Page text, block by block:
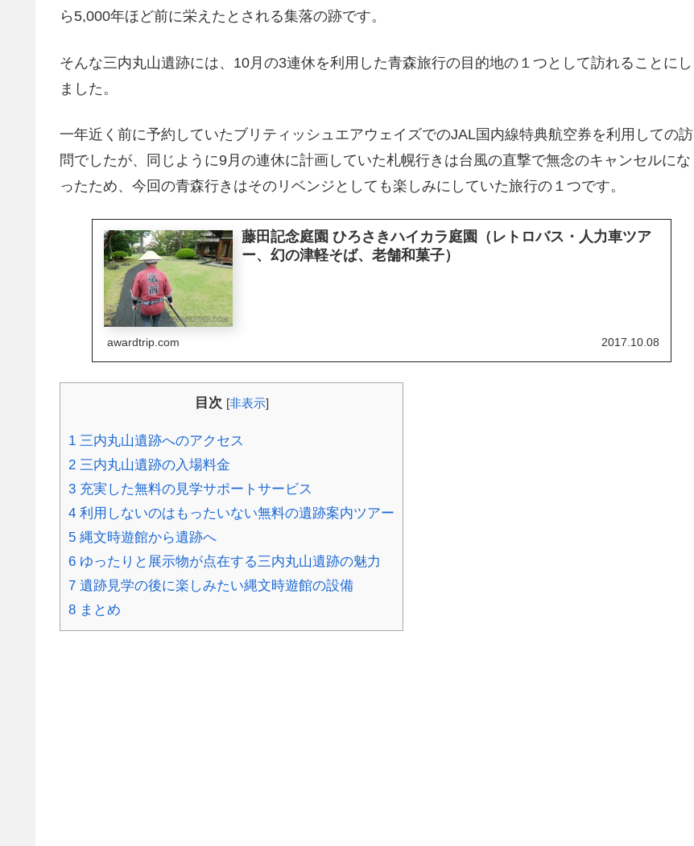
ら5,000年ほど前に栄えたとされる集落の跡です。
そんな三内丸山遺跡には、10月の3連休を利用した青森旅行の目的地の１つとして訪れることにし
ました。
一年近く前に予約していたブリティッシュエアウェイズでのJAL国内線特典航空券を利用しての訪
問でしたが、同じように9月の連休に計画していた札幌行きは台風の直撃で無念のキャンセルにな
ったため、今回の青森行きはそのリベンジとしても楽しみにしていた旅行の１つです。
藤田記念庭園 ひろさきハイカラ庭園（レトロバス・人力車ツア
ー、幻の津軽そば、老舗和菓子）
awardtrip.com 2017.10.08
目次 [非表示]
1 三内丸山遺跡へのアクセス
2 三内丸山遺跡の入場料金
3 充実した無料の見学サポートサービス
4 利用しないのはもったいない無料の遺跡案内ツアー
5 縄文時遊館から遺跡へ
6 ゆったりと展示物が点在する三内丸山遺跡の魅力
7 遺跡見学の後に楽しみたい縄文時遊館の設備
8 まとめ